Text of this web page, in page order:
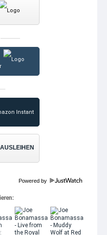
AUSLEIHEN
Powered by